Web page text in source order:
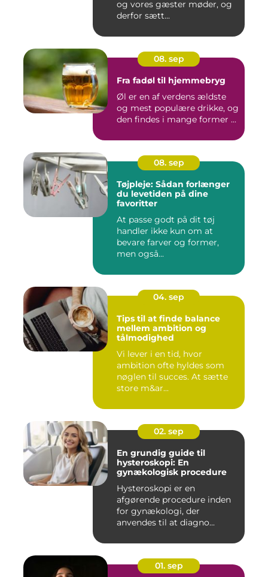
og vores gæster møder, og
derfor sætt...
08. sep
Fra fadøl til hjemmebryg
Øl er en af verdens ældste
og mest populære drikke, og
den findes i mange former ...
08. sep
Tøjpleje: Sådan forlænger
du levetiden på dine
favoritter
At passe godt på dit tøj
handler ikke kun om at
bevare farver og former,
men også...
04. sep
Tips til at finde balance
mellem ambition og
tålmodighed
Vi lever i en tid, hvor
ambition ofte hyldes som
nøglen til succes. At sætte
store m&ar...
02. sep
En grundig guide til
hysteroskopi: En
gynækologisk procedure
Hysteroskopi er en
afgørende procedure inden
for gynækologi, der
anvendes til at diagno...
01. sep